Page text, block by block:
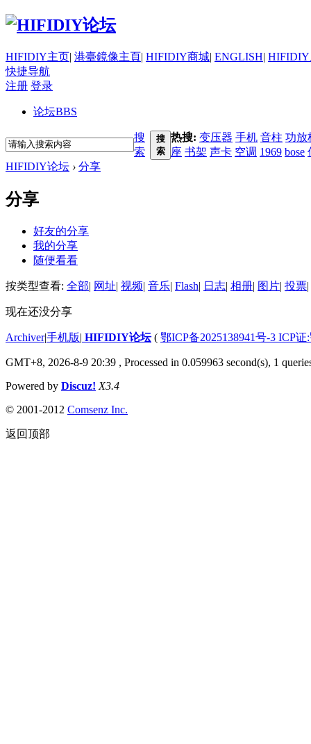
HIFIDIY主页| 港臺鏡像主頁| HIFIDIY商城| ENGLISH|
快捷导航
注册 登录
论坛BBS
搜
索
搜
索
热搜: 变压器 手机 音柱 功放
座 书架 声卡 空调 1969 bose
HIFIDIY论坛 › 分享
分享
好友的分享
我的分享
随便看看
按类型查看: 全部| 网址| 视频| 音乐| Flash| 日志| 相册| 图片| 投票|
现在还没分享
Archiver|手机版| HIFIDIY论坛( 鄂ICP备2025138941号-3 ICP
GMT+8, 2026-8-9 20:39 , Processed in 0.059963 second(s), 1
Powered by Discuz! X3.4
© 2001-2012 Comsenz Inc.
返回顶部